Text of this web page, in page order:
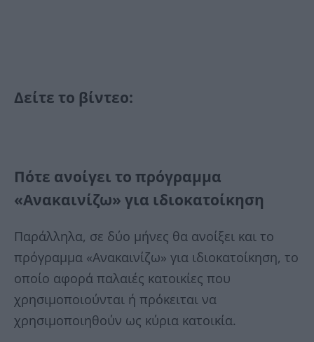
Δείτε το βίντεο:
Πότε ανοίγει το πρόγραμμα
«Ανακαινίζω» για ιδιοκατοίκηση
Παράλληλα, σε δύο μήνες θα ανοίξει και το
πρόγραμμα «Ανακαινίζω» για ιδιοκατοίκηση, το
οποίο αφορά παλαιές κατοικίες που
χρησιμοποιούνται ή πρόκειται να
χρησιμοποιηθούν ως κύρια κατοικία.